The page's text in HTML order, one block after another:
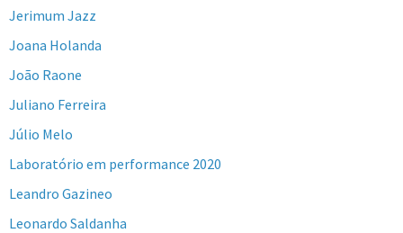
Jerimum Jazz
Joana Holanda
João Raone
Juliano Ferreira
Júlio Melo
Laboratório em performance 2020
Leandro Gazineo
Leonardo Saldanha